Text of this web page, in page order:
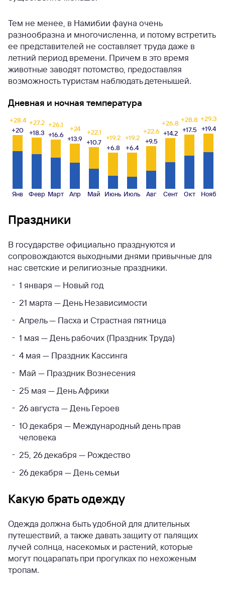
Тем не менее, в Намибии фауна очень
разнообразна и многочисленна, и потому встретить
ее представителей не составляет труда даже в
летний период времени. Причем в это время
животные заводят потомство, предоставляя
возможность туристам наблюдать детенышей.
Дневная и ночная температура
+28.4
+20
Янв
+27.2
+18.3
Февр
+26.1
+16.6
Март
+24
+13.9
Апр
+22.1
+10.7
Май
+19.2
+6.8
Июнь
+19.2
+6.4
Июль
+22.6
+9.5
Авг
+26.8
+14.2
Сент
+28.8
+17.5
Окт
+29.3
+19.4
Нояб
Праздники
В государстве официально празднуются и
сопровождаются выходными днями привычные для
нас светские и религиозные праздники.
1 января — Новый год
21 марта — День Независимости
Апрель — Пасха и Страстная пятница
1 мая — День рабочих (Праздник Труда)
4 мая — Праздник Кассинга
Май — Праздник Вознесения
25 мая — День Африки
26 августа — День Героев
10 декабря — Международный день прав
человека
25, 26 декабря — Рождество
26 декабря — День семьи
Какую брать одежду
Одежда должна быть удобной для длительных
путешествий, а также давать защиту от палящих
лучей солнца, насекомых и растений, которые
могут поцарапать при прогулках по нехоженым
тропам.